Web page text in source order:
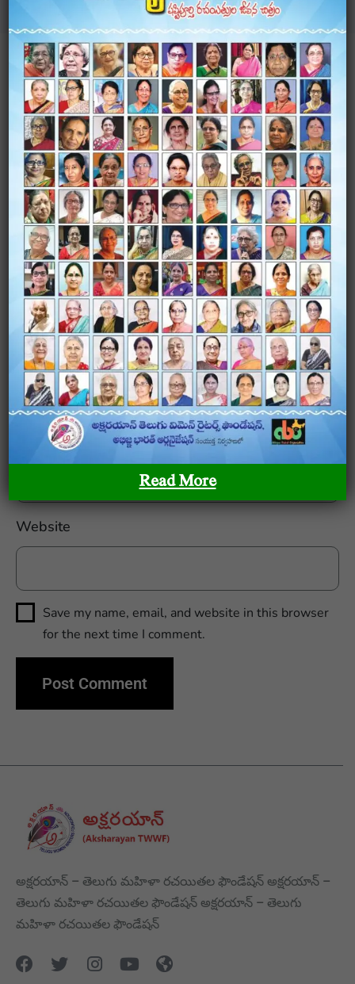
LEAVE A COMMENT
Your email address will not be published.Required
fields are marked*
Comment*
Name *
Email*
Website
Save my name, email, and website in this browser
for the next time I comment.
అక్షరయాన్ – తెలుగు మహిళా రచయితల ఫౌండేషన్ అక్షరయాన్ –
తెలుగు మహిళా రచయితల ఫౌండేషన్ అక్షరయాన్ – తెలుగు
మహిళా రచయితల ఫౌండేషన్
Read More